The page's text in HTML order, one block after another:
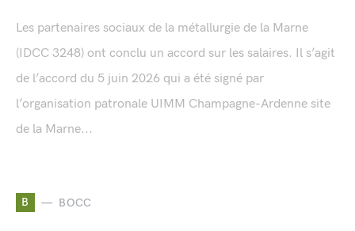
Les partenaires sociaux de la métallurgie de la Marne
(IDCC 3248) ont conclu un accord sur les salaires. Il s’agit
de l’accord du 5 juin 2026 qui a été signé par
l’organisation patronale UIMM Champagne-Ardenne site
de la Marne...
B BOCC